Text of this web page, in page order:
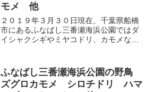
モメ 他
２０１９年３月３０日現在、千葉県船橋
市にあるふなばし三番瀬海浜公園ではダ
イシャクシギやミヤコドリ、カモメなど
ふなばし三番瀬海浜公園の野鳥
ズグロカモメ シロチドリ ハマ